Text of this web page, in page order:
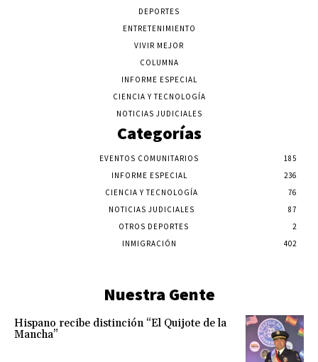
DEPORTES
ENTRETENIMIENTO
VIVIR MEJOR
COLUMNA
INFORME ESPECIAL
CIENCIA Y TECNOLOGÍA
NOTICIAS JUDICIALES
Categorías
EVENTOS COMUNITARIOS
185
INFORME ESPECIAL
236
CIENCIA Y TECNOLOGÍA
76
NOTICIAS JUDICIALES
87
OTROS DEPORTES
2
INMIGRACIÓN
402
Nuestra Gente
Hispano recibe distinción “El Quijote de la
Mancha”